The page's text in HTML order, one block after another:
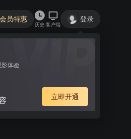
会员特惠
历史 客户端
登录
影体验
立即开通
子清洗机实验